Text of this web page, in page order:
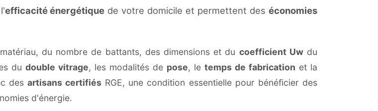
efficacité énergétique de votre domicile et permettent deséconomies
du nombre de battants, des dimensions et du coefficient Uwdu
du double vitrage, les modalités de pose, le temps de fabrication et la
des artisans certifiés RGE, une condition essentielle pour bénéficier des
d'énergie.